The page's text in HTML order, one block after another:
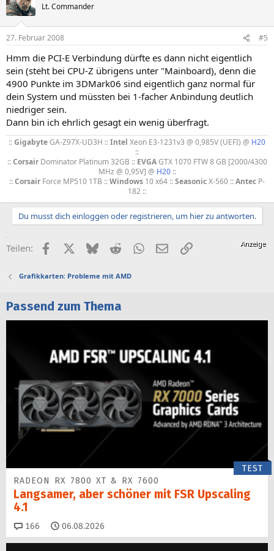
Lt. Commander
27. Februar 2008 #5
Hmm die PCI-E Verbindung dürfte es dann nicht eigentlich
sein (steht bei CPU-Z übrigens unter "Mainboard), denn die
4900 Punkte im 3DMark06 sind eigentlich ganz normal für
dein System und müssten bei 1-facher Anbindung deutlich
niedriger sein.
Dann bin ich ehrlich gesagt ein wenig überfragt.
::GigabyteGA-Z97X-UD3H ::Intel Xeon E3-1231v3 @ 0,985V (UEFI) @ H20
::
::CorsairDominator Platinum 32GB :: EVGAGTX 1070 FTW 8 GB [2000/4300
MHz @ 0,95V] @ H20::
::Corsair Force MP510 1TB ::Windows 10 x64 ::SeasonicX-560 ::Antec P-
182 ::​
Du musst dich einloggen oder registrieren, um hier zu antworten.
Teilen: FacebookX (Twitter)
BlueskyRedditWhatsApp
E-MailLink
Grafikkarten: Probleme mit AMD
Passend zum Thema
TEST
RADEON RX 7800 XT & RX 7600
Langsamer, aber schöner mit FSR Upscaling
4.1
166 Kommentare
06.08.2026